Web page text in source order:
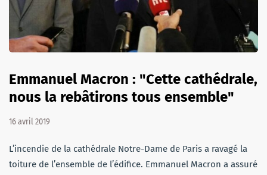
Emmanuel Macron : "Cette cathédrale,
nous la rebâtirons tous ensemble"
16 avril 2019
L’incendie de la cathédrale Notre-Dame de Paris a ravagé la
toiture de l’ensemble de l’édifice. Emmanuel Macron a assuré